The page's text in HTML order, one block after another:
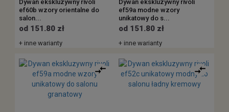
Dywan ekskluzywny rivoli
ef60b wzory orientalne do
salon...
od 151.80 zł
+ inne warianty
Dywan ekskluzywny rivoli
ef59a modne wzory
unikatowy do s...
od 151.80 zł
+ inne warianty